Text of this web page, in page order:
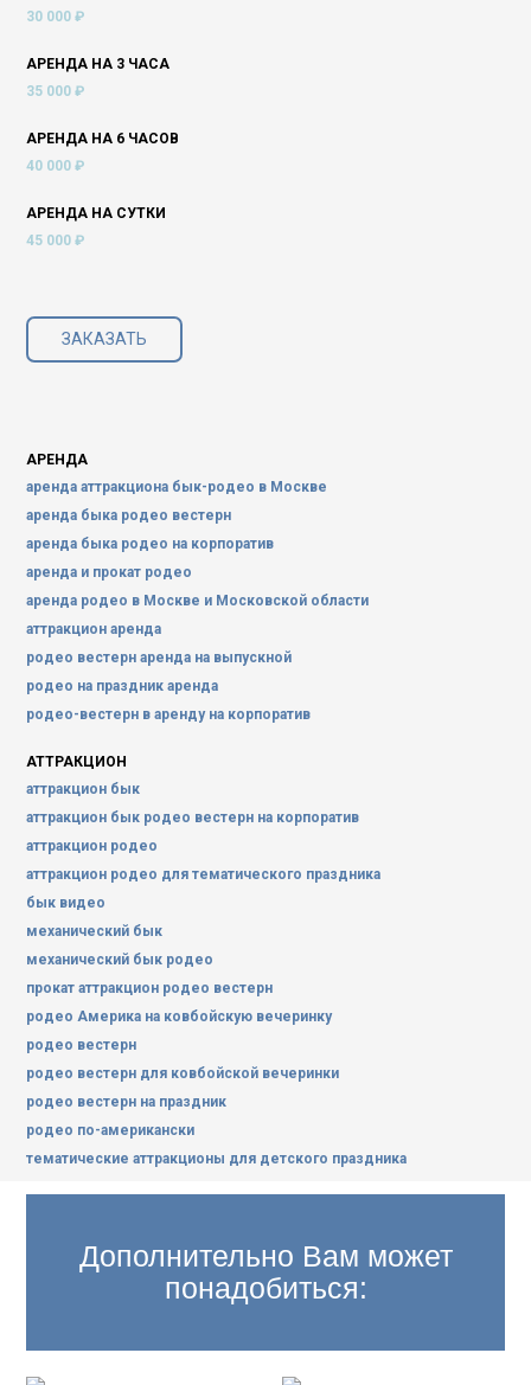
30 000 ₽
АРЕНДА НА 3 ЧАСА
35 000 ₽
АРЕНДА НА 6 ЧАСОВ
40 000 ₽
АРЕНДА НА СУТКИ
45 000 ₽
ЗАКАЗАТЬ
АРЕНДА
аренда аттракциона бык-родео в Москве
аренда быка родео вестерн
аренда быка родео на корпоратив
аренда и прокат родео
аренда родео в Москве и Московской области
аттракцион аренда
родео вестерн аренда на выпускной
родео на праздник аренда
родео-вестерн в аренду на корпоратив
АТТРАКЦИОН
аттракцион бык
аттракцион бык родео вестерн на корпоратив
аттракцион родео
аттракцион родео для тематического праздника
бык видео
механический бык
механический бык родео
прокат аттракцион родео вестерн
родео Америка на ковбойскую вечеринку
родео вестерн
родео вестерн для ковбойской вечеринки
родео вестерн на праздник
родео по-американски
тематические аттракционы для детского праздника
Дополнительно Вам может
понадобиться: